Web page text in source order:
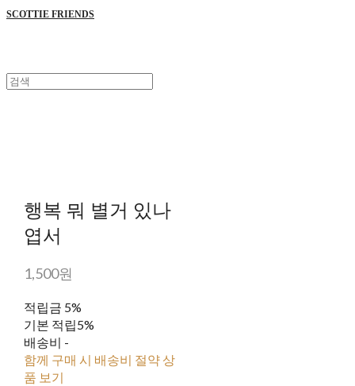
SCOTTIE FRIENDS
행복 뭐 별거 있나
엽서
1,500원
적립금 5%
기본 적립5%
배송비 -
함께 구매 시 배송비 절약 상
품 보기